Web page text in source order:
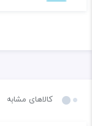
کالاهای مشابه